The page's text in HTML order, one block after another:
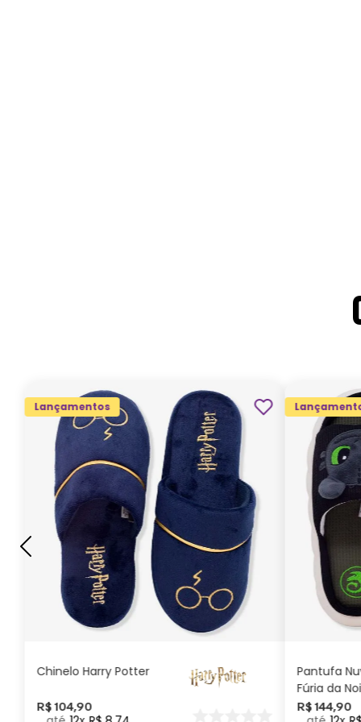
Lançamentos
Chinelo Harry Potter
R$ 104,90
G GG M P
ADICIONAR AO
CARRINHO
Pantufa
Fúria da
Como
R$ 144,90